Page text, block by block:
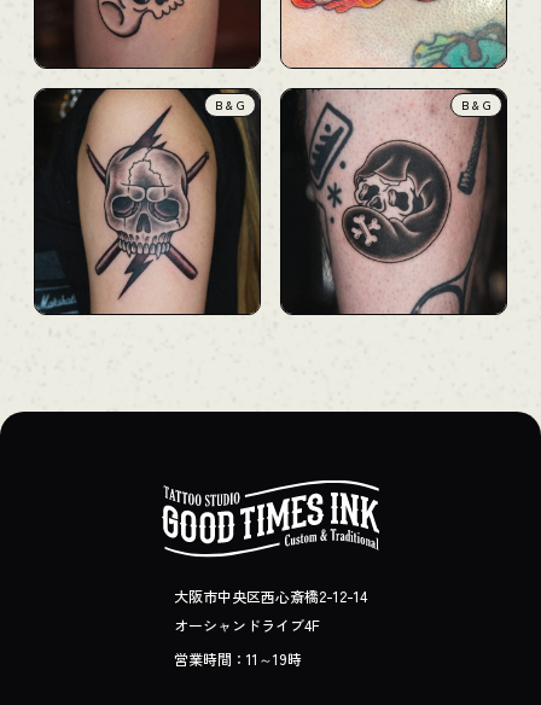
B & G B & G
大阪市中央区西心斎橋2-12-14
オーシャンドライブ4F
営業時間：11～19時